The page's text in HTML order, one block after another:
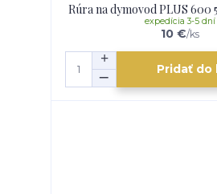
Rúra na dymovod PLUS 600
10 €/ks
expedícia 3-5 dní
Pridať do